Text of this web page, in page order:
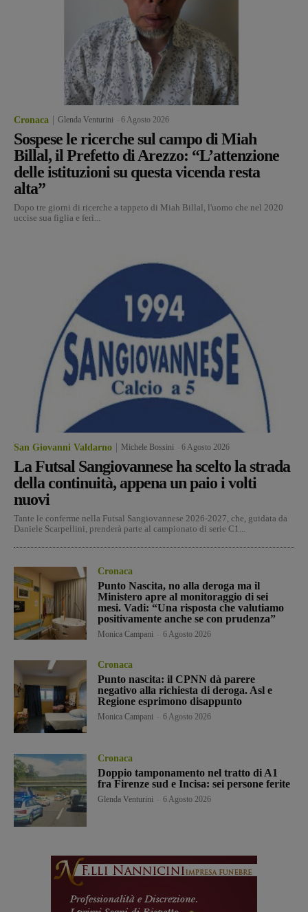
Cronaca Glenda Venturini 6 Agosto 2026
Sospese le ricerche sul campo di Miah
Billal, il Prefetto di Arezzo: “L’attenzione
delle istituzioni su questa vicenda resta
alta”
Dopo tre giorni di ricerche a tappeto di Miah Billal, l'uomo che nel 2020
uccise sua figlia e ferì...
San Giovanni Valdarno Michele Bossini 6 Agosto 2026
La Futsal Sangiovannese ha scelto la strada
della continuità, appena un paio i volti
nuovi
Tante le conferme nella Futsal Sangiovannese 2026-2027, che, guidata da
Daniele Scarpellini, prenderà parte al campionato di serie C1...
Cronaca
Punto Nascita, no alla deroga ma il
Ministero apre al monitoraggio di sei
mesi. Vadi: “Una risposta che valutiamo
positivamente anche se con prudenza”
Monica Campani 6 Agosto 2026
Cronaca
Punto nascita: il CPNN dà parere
negativo alla richiesta di deroga. Asl e
Regione esprimono disappunto
Monica Campani 6 Agosto 2026
Cronaca
Doppio tamponamento nel tratto di A1
fra Firenze sud e Incisa: sei persone ferite
Glenda Venturini 6 Agosto 2026